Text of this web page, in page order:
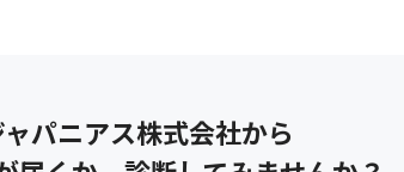
パニアス株式会社から